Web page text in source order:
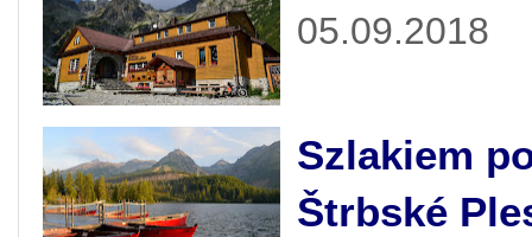
05.09.2018
Szlakiem
Štrbské